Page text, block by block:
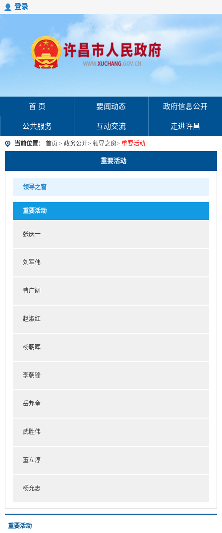
登录
首 页 要闻动态 政府信息公开
公共服务 互动交流 走进许昌
当前位置： 首页 > 政务公开> 领导之窗> 重要活动
重要活动
领导之窗
重要活动
张庆一
刘军伟
曹广阔
赵淑红
杨朝晖
李朝锋
岳邦奎
武胜伟
董立淳
杨允志
重要活动